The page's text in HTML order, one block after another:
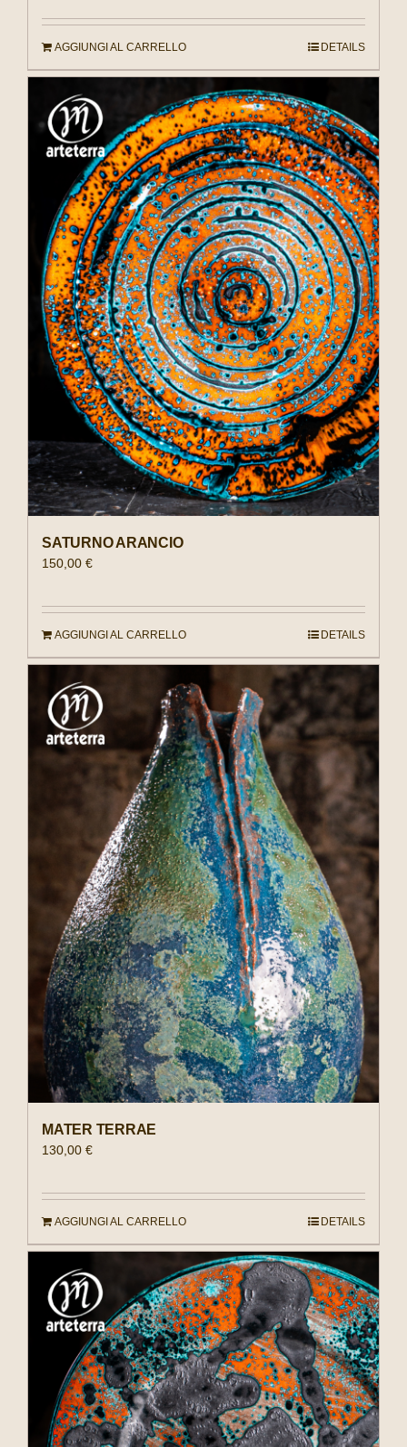
AGGIUNGI AL CARRELLO DETAILS
SATURNO ARANCIO
150,00 €
AGGIUNGI AL CARRELLO DETAILS
MATER TERRAE
130,00 €
AGGIUNGI AL CARRELLO DETAILS